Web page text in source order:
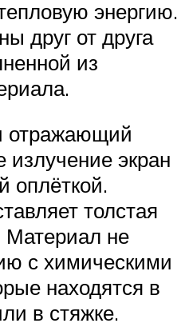
энергию.
друг от друга
из
отражающий
излучение экран
оплёткой.
толстая
Материал не
с химическими
находятся в
в стяжке.